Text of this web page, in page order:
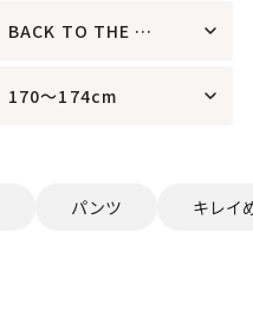
BACK TO THE FIELD
170～174cm
パンツ キレイ